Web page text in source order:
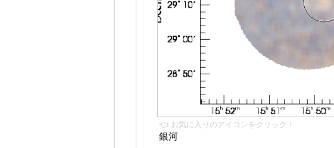
👈 お気に入りのアイコンをクリック！
銀河